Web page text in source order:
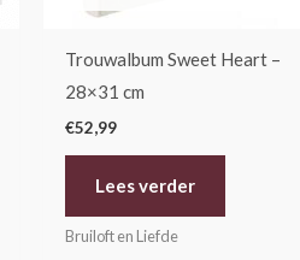
Trouwalbum Sweet Heart –
28×31 cm
€52,99
Lees verder
Bruiloft en Liefde